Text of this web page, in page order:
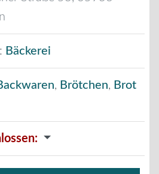
Bäckerei
, Brötchen, Brot
: